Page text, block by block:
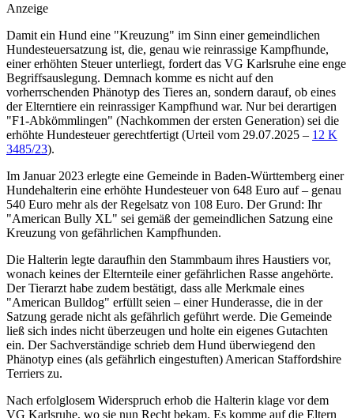
Anzeige
Damit ein Hund eine "Kreuzung" im Sinn einer gemeindlichen
Hundesteuersatzung ist, die, genau wie reinrassige Kampfhunde,
einer erhöhten Steuer unterliegt, fordert das VG Karlsruhe eine enge
Begriffsauslegung. Demnach komme es nicht auf den
vorherrschenden Phänotyp des Tieres an, sondern darauf, ob eines
der Elterntiere ein reinrassiger Kampfhund war. Nur bei derartigen
"F1-Abkömmlingen" (Nachkommen der ersten Generation) sei die
erhöhte Hundesteuer gerechtfertigt (Urteil vom 29.07.2025 – 12 K
3485/23).
Im Januar 2023 erlegte eine Gemeinde in Baden-Württemberg einer
Hundehalterin eine erhöhte Hundesteuer von 648 Euro auf – genau
540 Euro mehr als der Regelsatz von 108 Euro. Der Grund: Ihr
"American Bully XL" sei gemäß der gemeindlichen Satzung eine
Kreuzung von gefährlichen Kampfhunden.
Die Halterin legte daraufhin den Stammbaum ihres Haustiers vor,
wonach keines der Elternteile einer gefährlichen Rasse angehörte.
Der Tierarzt habe zudem bestätigt, dass alle Merkmale eines
"American Bulldog" erfüllt seien – einer Hunderasse, die in der
Satzung gerade nicht als gefährlich geführt werde. Die Gemeinde
ließ sich indes nicht überzeugen und holte ein eigenes Gutachten
ein. Der Sachverständige schrieb dem Hund überwiegend den
Phänotyp eines (als gefährlich eingestuften) American Staffordshire
Terriers zu.
Nach erfolglosem Widerspruch erhob die Halterin klage vor dem
VG Karlsruhe, wo sie nun Recht bekam. Es komme auf die Eltern